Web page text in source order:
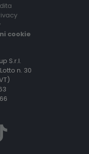
cookie
S.r.l.
n. 30